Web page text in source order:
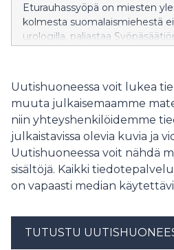
Eturauhassyöpä on miesten
kolmesta suomalaismiehestä
urologilla, paljastaa
keräyksen miesten syöpien
Uutishuoneessa voit lukea
muuta julkaisemaamme
niin yhteyshenkilöidemme
julkaistavissa olevia kuvia ja
Uutishuoneessa voit nähdä
sisältöjä. Kaikki
on vapaasti median
TUTUSTU